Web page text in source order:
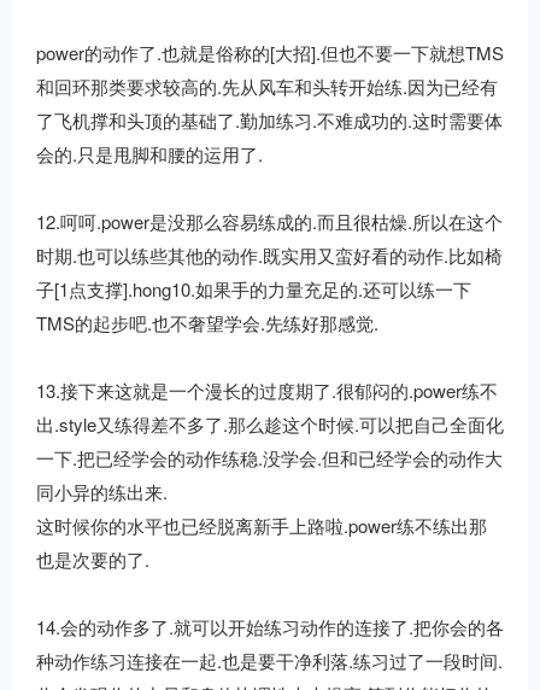
power的动作了.也就是俗称的[大招].但也不要一下就想TMS
和回环那类要求较高的.先从风车和头转开始练.因为已经有
了飞机撑和头顶的基础了.勤加练习.不难成功的.这时需要体
会的.只是甩脚和腰的运用了.
12.呵呵.power是没那么容易练成的.而且很枯燥.所以在这个
时期.也可以练些其他的动作.既实用又蛮好看的动作.比如椅
子[1点支撑].hong10.如果手的力量充足的.还可以练一下
TMS的起步吧.也不奢望学会.先练好那感觉.
13.接下来这就是一个漫长的过度期了.很郁闷的.power练不
出.style又练得差不多了.那么趁这个时候.可以把自己全面化
一下.把已经学会的动作练稳.没学会.但和已经学会的动作大
同小异的练出来.
这时候你的水平也已经脱离新手上路啦.power练不练出那
也是次要的了.
14.会的动作多了.就可以开始练习动作的连接了.把你会的各
种动作练习连接在一起.也是要干净利落.练习过了一段时间.